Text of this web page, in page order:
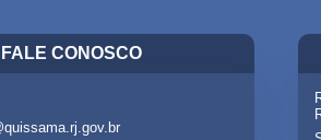
FALE CONOSCO